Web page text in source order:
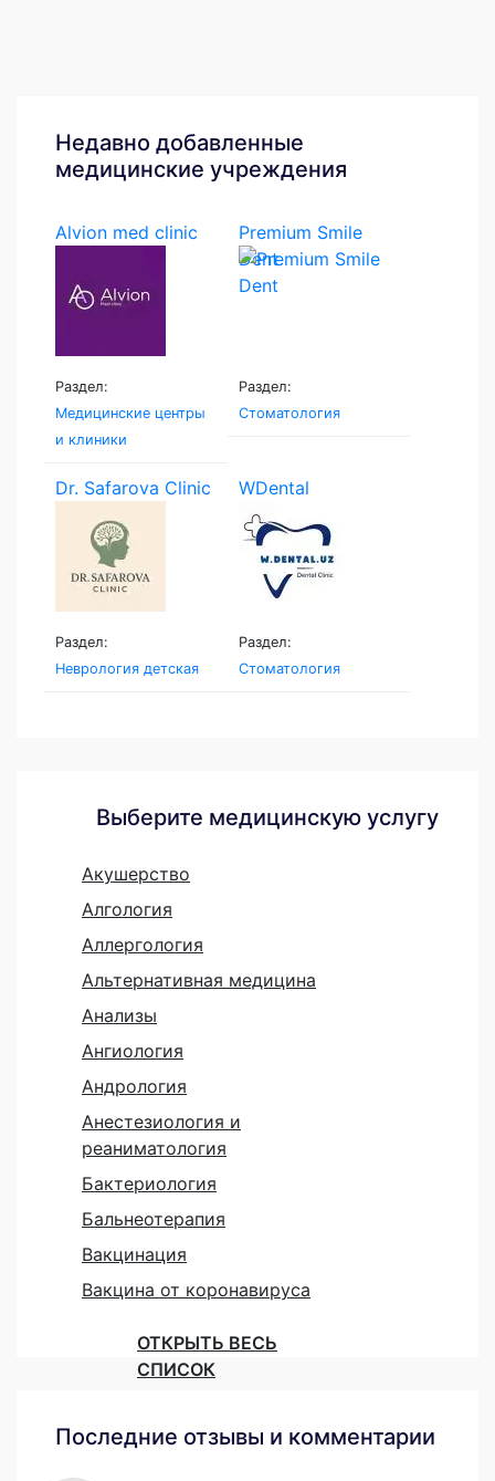
Недавно добавленные
медицинские учреждения
Alvion med clinic
Раздел:
Медицинские центры
и клиники
Premium Smile
Dent
Раздел:
Стоматология
Dr. Safarova Clinic
Раздел:
Неврология детская
WDental
Раздел:
Стоматология
Выберите медицинскую услугу
Акушерство
Алгология
Аллергология
Альтернативная медицина
Анализы
Ангиология
Андрология
Анестезиология и
реаниматология
Бактериология
Бальнеотерапия
Вакцинация
Вакцина от коронавируса
ОТКРЫТЬ ВЕСЬ
СПИСОК
Последние отзывы и комментарии